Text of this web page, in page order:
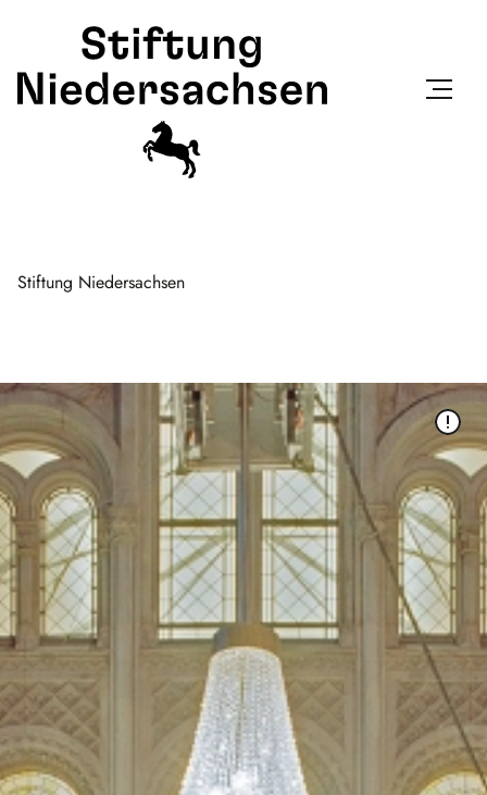
Stiftung Niedersachsen